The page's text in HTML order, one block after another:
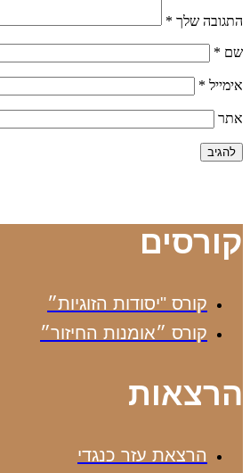
התגובה שלך *
שם *
אימייל *
אתר
קורסים
קורס "יסודות הזוגיות״
קורס ״אומנות החיזור״
הרצאות
הרצאת עזר כנגדי